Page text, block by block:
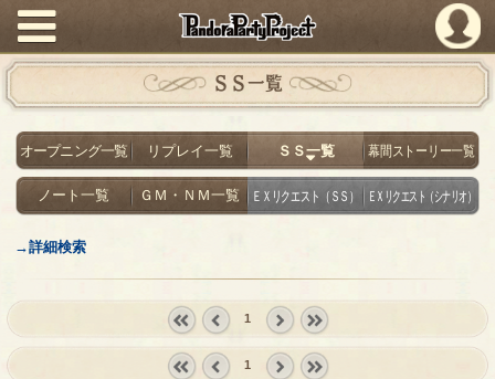
PandoraPartyProject
ＳＳ一覧
オープニング一覧 リプレイ一覧 ＳＳ一覧 幕間ストーリー一覧
ノート一覧 ＧＭ・ＮＭ一覧 ＥＸリクエスト（ＳＳ） ＥＸリクエスト（シナリオ）
→詳細検索
prev
1
1